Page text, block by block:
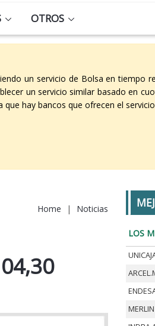
OTROS
un servicio de Bolsa en tiempo
un servicio similar basado en
hay bancos que ofrecen el
Home | Noticias
LOS